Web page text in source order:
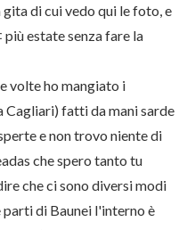
di cui vedo qui le foto, e
più estate senza fare la
volte ho mangiato i
Cagliari) fatti da mani sarde
e non trovo niente di
che spero tanto tu
che ci sono diversi modi
di Baunei l'interno è